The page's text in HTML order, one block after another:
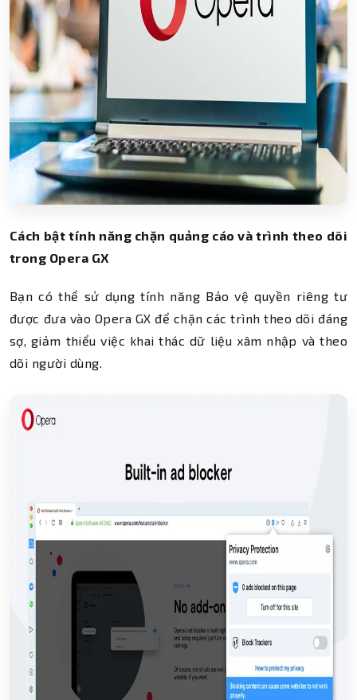
Cách bật tính năng chặn quảng cáo và trình theo dõi
trong Opera GX
Bạn có thể sử dụng tính năng Bảo vệ quyền riêng tư
được đưa vào Opera GX để chặn các trình theo dõi đáng
sợ, giảm thiểu việc khai thác dữ liệu xâm nhập và theo
dõi người dùng.